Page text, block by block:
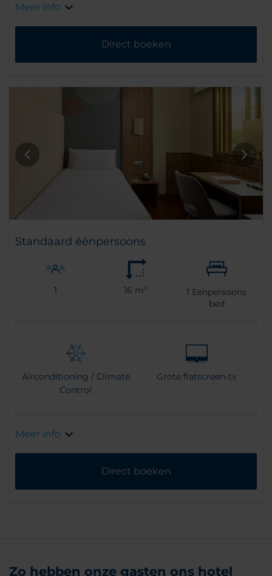
Meer info
Direct boeken
Standaard éénpersoons
1 16 m² 1 Eenpersoons
bed
Airconditioning / Climate
Control
Grote flatscreen-tv
Meer info
Direct boeken
Zo hebben onze gasten ons hotel